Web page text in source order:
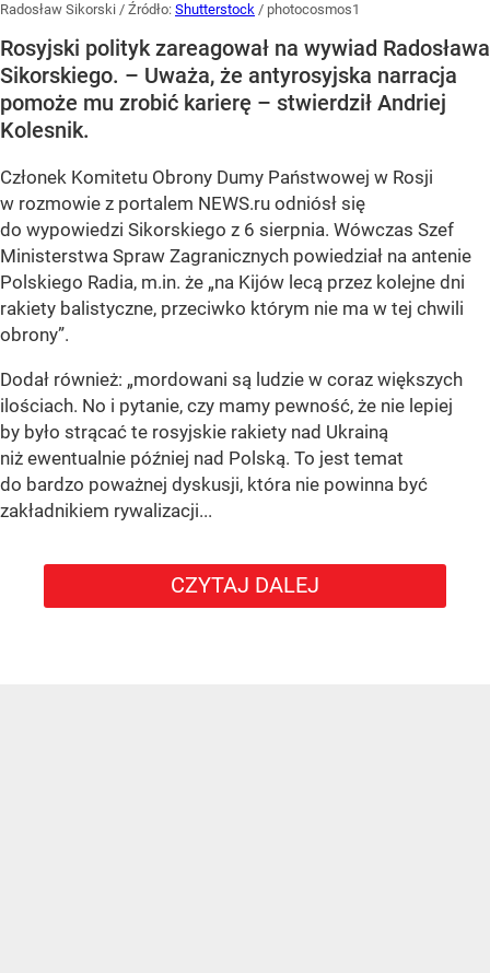
Radosław Sikorski / Źródło: Shutterstock / photocosmos1
Rosyjski polityk zareagował na wywiad Radosława
Sikorskiego. – Uważa, że antyrosyjska narracja
pomoże mu zrobić karierę – stwierdził Andriej
Kolesnik.
Członek Komitetu Obrony Dumy Państwowej w Rosji
w rozmowie z portalem NEWS.ru odniósł się
do wypowiedzi Sikorskiego z 6 sierpnia. Wówczas Szef
Ministerstwa Spraw Zagranicznych powiedział na antenie
Polskiego Radia, m.in. że „na Kijów lecą przez kolejne dni
rakiety balistyczne, przeciwko którym nie ma w tej chwili
obrony”.
Dodał również: „mordowani są ludzie w coraz większych
ilościach. No i pytanie, czy mamy pewność, że nie lepiej
by było strącać te rosyjskie rakiety nad Ukrainą
niż ewentualnie później nad Polską. To jest temat
do bardzo poważnej dyskusji, która nie powinna być
zakładnikiem rywalizacji...
CZYTAJ DALEJ